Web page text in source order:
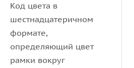
Код цвета в
шестнадцатеричном
формате,
определяющий цвет
рамки вокруг